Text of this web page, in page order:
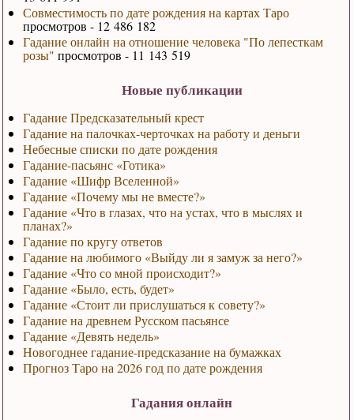
Совместимость по дате рождения на картах Таро
просмотров - 12 486 182
Гадание онлайн на отношение человека "По лепесткам
розы" просмотров - 11 143 519
Новые публикации
Гадание Предсказательный крест
Гадание на палочках-черточках на работу и деньги
Небесные списки по дате рождения
Гадание-пасьянс «Готика»
Гадание «Шифр Вселенной»
Гадание «Почему мы не вместе?»
Гадание «Что в глазах, что на устах, что в мыслях и
планах?»
Гадание по кругу ответов
Гадание на любимого «Выйду ли я замуж за него?»
Гадание «Что со мной происходит?»
Гадание «Было, есть, будет»
Гадание «Стоит ли прислушаться к совету?»
Гадание на древнем Русском пасьянсе
Гадание «Девять недель»
Новогоднее гадание-предсказание на бумажках
Прогноз Таро на 2026 год по дате рождения
Гадания онлайн